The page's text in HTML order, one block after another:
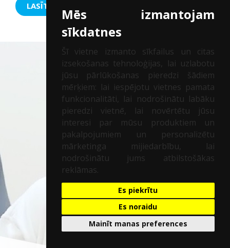
Mēs izmantojam
sīkdatnes
Šī vietne izmanto sīkfailus un citas
izsekošanas tehnoloģijas, lai uzlabotu
jūsu pārlūkošanas pieredzi šādiem
mērķiem: lai iespējotu vietnes pamata
funkcionalitāti
lai nodrošinātu labāku
pieredzi vietnē
lai novērtētu jūsu
interesi par mūsu produktiem un
pakalpojumiem un personalizētu
mārketinga mijiedarbību
lai
nodrošinātu jums atbilstošākas
reklāmas.
Es piekrītu
Es noraidu
Mainīt manas preferences
LASĪT VAIRĀK